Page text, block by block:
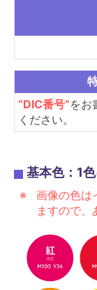
”DIC番号”をお
ください。
基本色：1
画像の色は
ますので、